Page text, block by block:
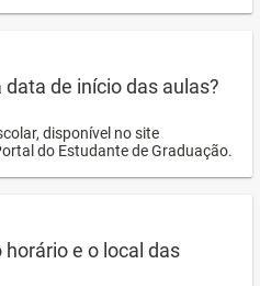
de início das aulas?
disponível no site
do Estudante de Graduação.
e o local das